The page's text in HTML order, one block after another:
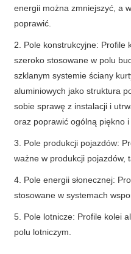
energii można zmniejszyć, a
poprawić.
2. Pole konstrukcyjne: Profile
szeroko stosowane w polu
szklanym systemie ściany
aluminiowych jako struktura
sobie sprawę z instalacji i
oraz poprawić ogólną piękno i
3. Pole produkcji pojazdów:
ważne w produkcji pojazdów,
4. Pole energii słonecznej:
stosowane w systemach
5. Pole lotnicze: Profile kolei
polu lotniczym.